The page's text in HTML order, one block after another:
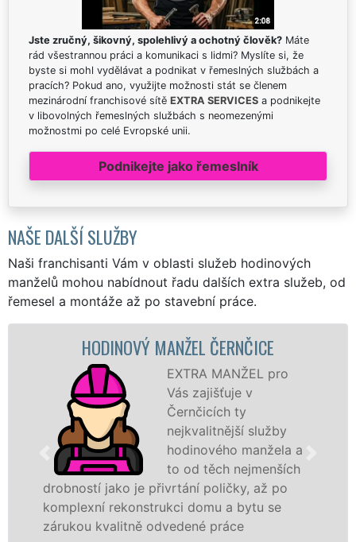
Jste zručný, šikovný, spolehlivý a ochotný člověk? Máte
rád všestrannou práci a komunikaci s lidmi? Myslíte si, že
byste si mohl vydělávat a podnikat v řemeslných službách a
pracích? Pokud ano, využijte možnosti stát se členem
mezinárodní franchisové sítě EXTRA SERVICES a podnikejte
v libovolných řemeslných službách s neomezenými
možnostmi po celé Evropské unii.
Podnikejte jako řemeslník
NAŠE DALŠÍ SLUŽBY
Naši franchisanti Vám v oblasti služeb hodinových
manželů mohou nabídnout řadu dalších extra služeb, od
řemesel a montáže až po stavební práce.
HODINOVÝ MANŽEL ČERNČICE
EXTRA MANŽEL pro
Vás zajišťuje v
Černčicích ty
nejkvalitnější služby
hodinového manžela a
to od těch nejmenších
drobností jako je přivrtání poličky, až po
komplexní rekonstrukci domu a bytu se
zárukou kvalitně odvedené práce